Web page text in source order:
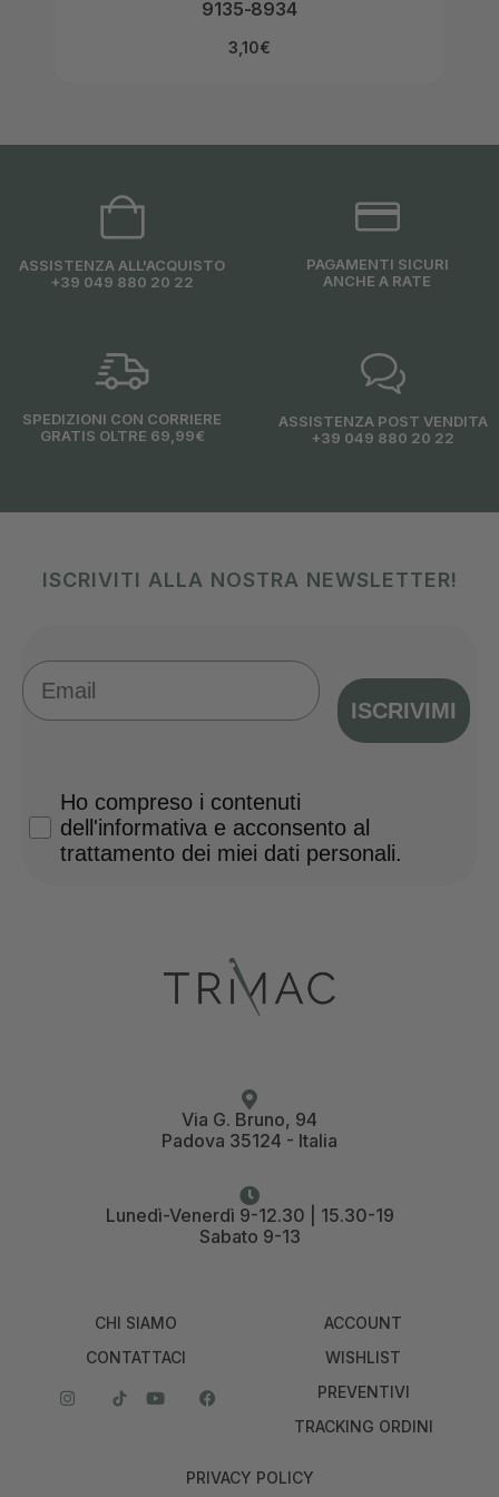
9135-8934
3,10€
ASSISTENZA ALL'ACQUISTO
+39 049 880 20 22
PAGAMENTI SICURI
ANCHE A RATE
SPEDIZIONI CON CORRIERE
GRATIS OLTRE 69,99€
ASSISTENZA POST VENDITA
+39 049 880 20 22
ISCRIVITI ALLA NOSTRA NEWSLETTER!
Email
ISCRIVIMI
Privacy Policy
Ho compreso i contenuti
dell'informativa e acconsento al
trattamento dei miei dati personali.
Via G. Bruno, 94
Padova 35124 - Italia
Lunedì-Venerdì 9-12.30 | 15.30-19
Sabato 9-13
CHI SIAMO
CONTATTACI
ACCOUNT
WISHLIST
PREVENTIVI
TRACKING ORDINI
PRIVACY POLICY